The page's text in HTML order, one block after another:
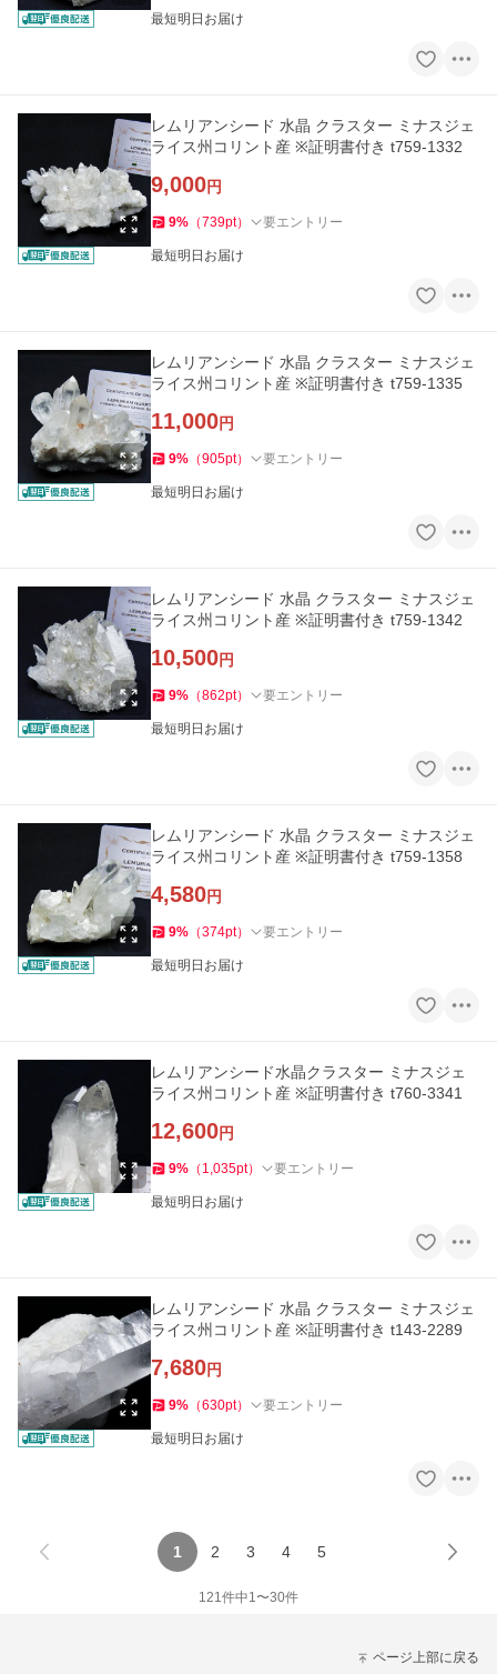
最短明日お届け
レムリアンシード 水晶 クラスター ミナスジェ
ライス州コリント産 ※証明書付き t759-1332
9,000円
9% （739pt） 要エントリー
最短明日お届け
レムリアンシード 水晶 クラスター ミナスジェ
ライス州コリント産 ※証明書付き t759-1335
11,000円
9% （905pt） 要エントリー
最短明日お届け
レムリアンシード 水晶 クラスター ミナスジェ
ライス州コリント産 ※証明書付き t759-1342
10,500円
9% （862pt） 要エントリー
最短明日お届け
レムリアンシード 水晶 クラスター ミナスジェ
ライス州コリント産 ※証明書付き t759-1358
4,580円
9% （374pt） 要エントリー
最短明日お届け
レムリアンシード水晶クラスター ミナスジェ
ライス州コリント産 ※証明書付き t760-3341
12,600円
9% （ 1,035pt） 要エントリー
最短明日お届け
レムリアンシード 水晶 クラスター ミナスジェ
ライス州コリント産 ※証明書付き t143-2289
7,680円
9% （630pt） 要エントリー
最短明日お届け
1 2 3 4 5
121件中1〜30件
ページ上部に戻る